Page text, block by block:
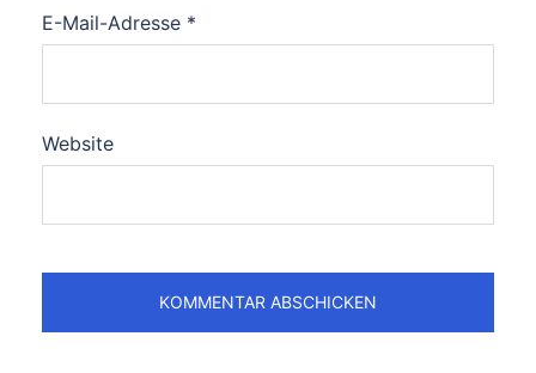
E-Mail-Adresse *
Website